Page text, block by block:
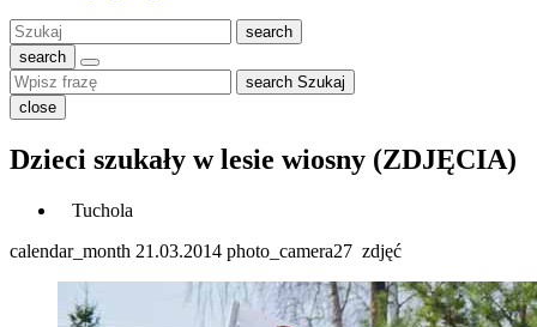
Szukaj:
search
search
search Szukaj
close
Dzieci szukały w lesie wiosny (ZDJĘCIA)
Tuchola
calendar_month 21.03.2014 photo_camera27 zdjęć